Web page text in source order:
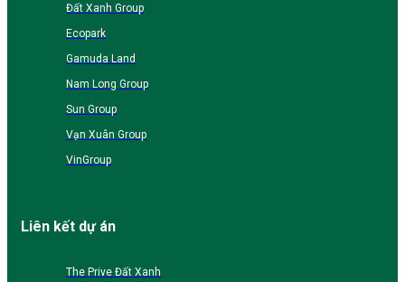
Đất Xanh Group
Ecopark
Gamuda Land
Nam Long Group
Sun Group
Vạn Xuân Group
VinGroup
Liên kết dự án
The Prive Đất Xanh